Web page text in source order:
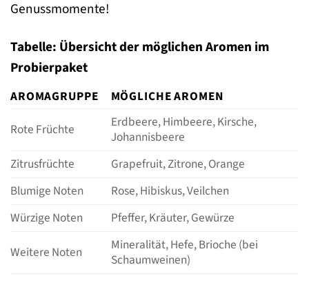
Genussmomente!
Tabelle: Übersicht der möglichen Aromen im
Probierpaket
AROMAGRUPPE
MÖGLICHE AROMEN
Rote Früchte
Erdbeere, Himbeere, Kirsche,
Johannisbeere
Zitrusfrüchte
Grapefruit, Zitrone, Orange
Blumige Noten
Rose, Hibiskus, Veilchen
Würzige Noten
Pfeffer, Kräuter, Gewürze
Weitere Noten
Mineralität, Hefe, Brioche (bei
Schaumweinen)